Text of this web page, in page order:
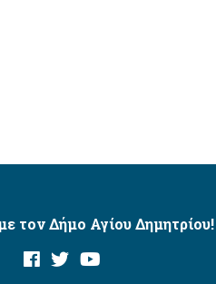
τον Δήμο Αγίου Δημητρίου!